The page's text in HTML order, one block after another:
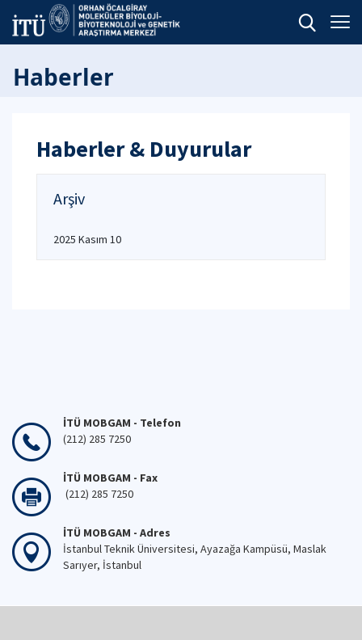
Haberler
Haberler & Duyurular
Arşiv
2025 Kasım 10
İTÜ MOBGAM - Telefon
(212) 285 7250
İTÜ MOBGAM - Fax
(212) 285 7250
İTÜ MOBGAM - Adres
İstanbul Teknik Üniversitesi, Ayazağa Kampüsü, Maslak
Sarıyer, İstanbul